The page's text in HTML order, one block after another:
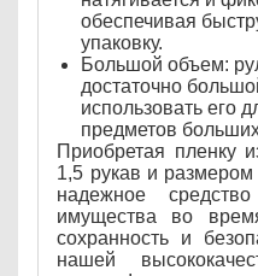
обеспечивая
упаковку.
Большой объем:
достаточно
использовать его
предметов
Приобретая пленку
1,5 рукав и
надежное
имущества во
сохранность и
нашей